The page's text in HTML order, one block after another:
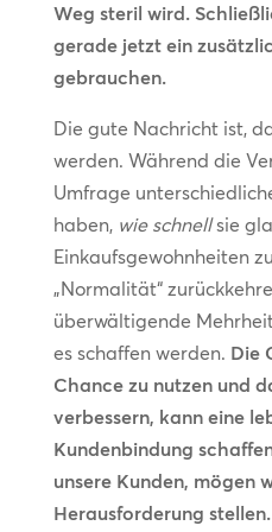
Weg steril wird.
gerade jetzt ein
gebrauchen.
Die gute Nachricht ist,
werden. Während die
Umfrage
haben, wie schnellsie
Einkaufsgewohnheiten
„Normalität“
überwältigende
es schaffen werden. Die
Chance zu nutzen und
verbessern, kann eine
Kundenbindung
unsere Kunden, mögen
Herausforderung stellen.